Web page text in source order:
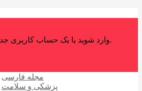
وارد شوید یا یک حساب کاربری جدید ایجاد کنید.
مجله فارسی
پزشکی و سلامت